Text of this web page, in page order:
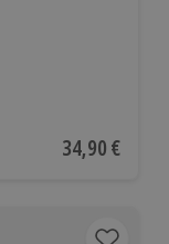
Aktueller
34,90 €